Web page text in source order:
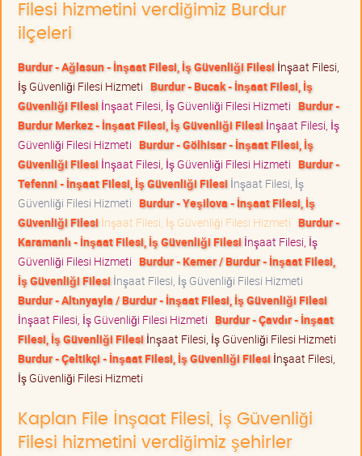
Filesi hizmetini verdiğimiz Burdur
ilçeleri
Burdur - Ağlasun - İnşaat Filesi, İş Güvenliği Filesi İnşaat Filesi,
İş Güvenliği Filesi Hizmeti Burdur - Bucak - İnşaat Filesi, İş
Güvenliği Filesi İnşaat Filesi, İş Güvenliği Filesi Hizmeti Burdur -
Burdur Merkez - İnşaat Filesi, İş Güvenliği Filesi İnşaat Filesi, İş
Güvenliği Filesi Hizmeti Burdur - Gölhisar - İnşaat Filesi, İş
Güvenliği Filesi İnşaat Filesi, İş Güvenliği Filesi Hizmeti Burdur -
Tefenni - İnşaat Filesi, İş Güvenliği Filesi İnşaat Filesi, İş
Güvenliği Filesi Hizmeti Burdur - Yeşilova - İnşaat Filesi, İş
Güvenliği Filesi İnşaat Filesi, İş Güvenliği Filesi Hizmeti Burdur -
Karamanlı - İnşaat Filesi, İş Güvenliği Filesi İnşaat Filesi, İş
Güvenliği Filesi Hizmeti Burdur - Kemer / Burdur - İnşaat Filesi,
İş Güvenliği Filesi İnşaat Filesi, İş Güvenliği Filesi Hizmeti
Burdur - Altınyayla / Burdur - İnşaat Filesi, İş Güvenliği Filesi
İnşaat Filesi, İş Güvenliği Filesi Hizmeti Burdur - Çavdır - İnşaat
Filesi, İş Güvenliği Filesi İnşaat Filesi, İş Güvenliği Filesi Hizmeti
Burdur - Çeltikçi - İnşaat Filesi, İş Güvenliği Filesi İnşaat Filesi,
İş Güvenliği Filesi Hizmeti
Kaplan File İnşaat Filesi, İş Güvenliği
Filesi hizmetini verdiğimiz şehirler